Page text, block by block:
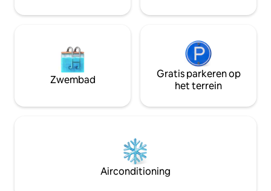
kwaliteit queensize bed, 2e slaapkamer
wasmachine en droger, extra toilet. Je
hebt alles wat nodig is voor een
comfortabel en aangenaam verblijf in
de Barkly, je voelt je boven de rest en
niet alleen jij, maar ook je voertuig en
straat van de populaire binnenstad aan
de rand van de stad Melbourne,
BRUNSWICK, 400 meter links is Barkly
de ochtenden van
ingang en
de buitenlucht
delen van een
biologische kruidentuin.
zijn beschikbaar
voor wat te doen in
Zwembad
Gratis parkeren op
het terrein
Airconditioning